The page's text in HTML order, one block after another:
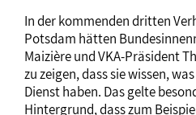
In der kommenden dritten
Potsdam hätten
Maizière und VKA-Präsident
zu zeigen, dass sie wissen,
Dienst haben. Das gelte
Hintergrund, dass zum